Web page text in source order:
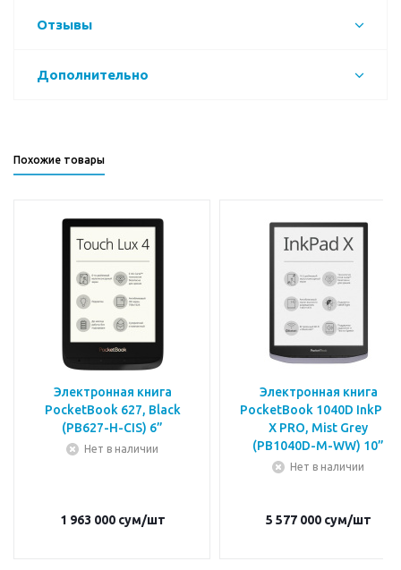
Отзывы
Дополнительно
Похожие товары
Электронная книга
PocketBook 627, Black
(PB627-H-CIS) 6”
Нет в наличии
1 963 000сум/шт
Электронная книга
PocketBook 1040D InkPad
X PRO, Mist Grey
(PB1040D-M-WW) 10”
Нет в наличии
5 577 000сум/шт